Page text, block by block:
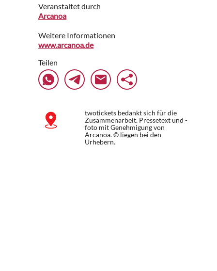
Veranstaltet durch
Arcanoa
Weitere Informationen
www.arcanoa.de
Teilen
twotickets bedankt sich für die
Zusammenarbeit. Pressetext und -
foto mit Genehmigung von
Arcanoa. © liegen bei den
Urhebern.